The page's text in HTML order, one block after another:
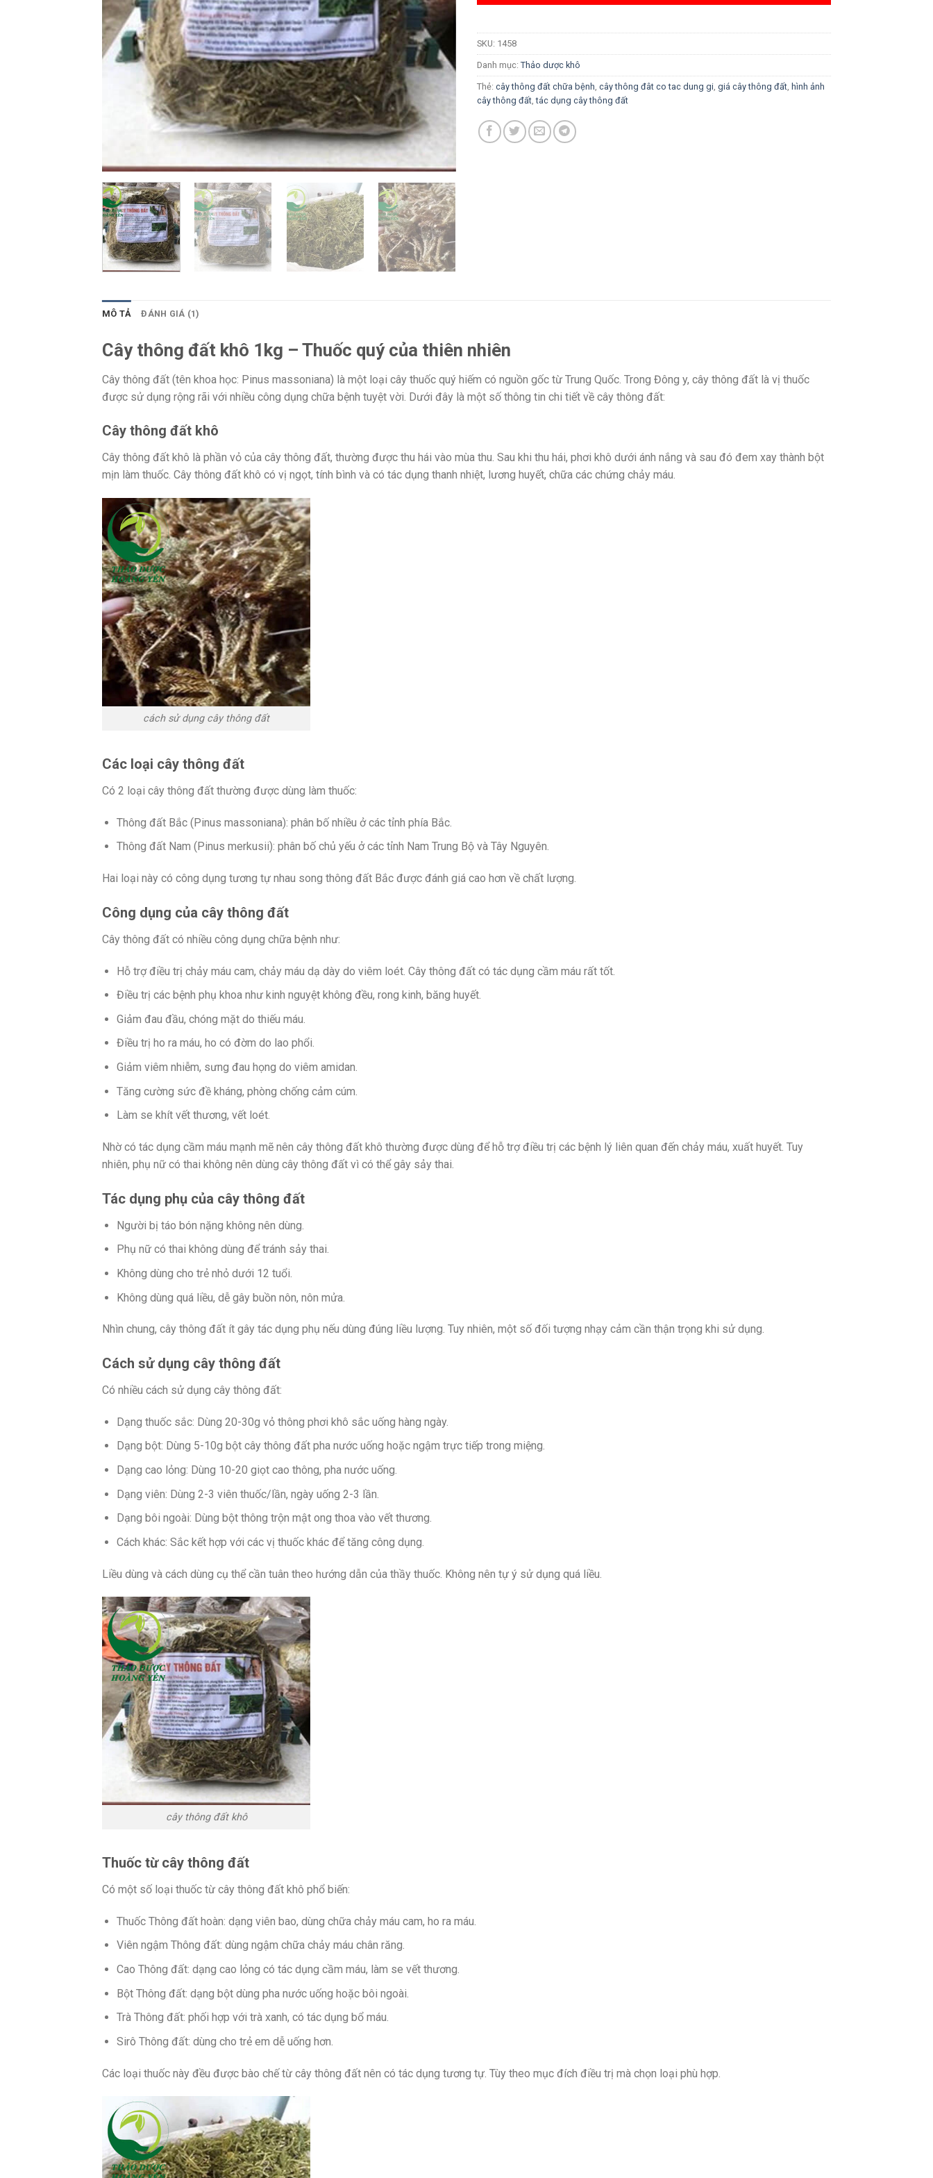
SKU: 1458
Danh mục: Thảo dược khô
Thẻ: cây thông đất chữa bệnh, cây thông đât co tac dung gi, giá cây thông đất, hình ảnh
cây thông đất,tác dụng cây thông đất
MÔ TẢ ĐÁNH GIÁ (1)
Cây thông đất khô 1kg – Thuốc quý của thiên nhiên
Cây thông đất (tên khoa học: Pinus massoniana) là một loại cây thuốc quý hiếm có nguồn gốc từ Trung Quốc. Trong Đông y, cây thông đất là vị thuốc
được sử dụng rộng rãi với nhiều công dụng chữa bệnh tuyệt vời. Dưới đây là một số thông tin chi tiết về cây thông đất:
Cây thông đất khô
Cây thông đất khô là phần vỏ của cây thông đất, thường được thu hái vào mùa thu. Sau khi thu hái, phơi khô dưới ánh nắng và sau đó đem xay thành bột
mịn làm thuốc. Cây thông đất khô có vị ngọt, tính bình và có tác dụng thanh nhiệt, lương huyết, chữa các chứng chảy máu.
cách sử dụng cây thông đất
Các loại cây thông đất
Có 2 loại cây thông đất thường được dùng làm thuốc:
Thông đất Bắc (Pinus massoniana): phân bố nhiều ở các tỉnh phía Bắc.
Thông đất Nam (Pinus merkusii): phân bố chủ yếu ở các tỉnh Nam Trung Bộ và Tây Nguyên.
Hai loại này có công dụng tương tự nhau song thông đất Bắc được đánh giá cao hơn về chất lượng.
Công dụng của cây thông đất
Cây thông đất có nhiều công dụng chữa bệnh như:
Hỗ trợ điều trị chảy máu cam, chảy máu dạ dày do viêm loét. Cây thông đất có tác dụng cầm máu rất tốt.
Điều trị các bệnh phụ khoa như kinh nguyệt không đều, rong kinh, băng huyết.
Giảm đau đầu, chóng mặt do thiếu máu.
Điều trị ho ra máu, ho có đờm do lao phổi.
Giảm viêm nhiễm, sưng đau họng do viêm amidan.
Tăng cường sức đề kháng, phòng chống cảm cúm.
Làm se khít vết thương, vết loét.
Nhờ có tác dụng cầm máu mạnh mẽ nên cây thông đất khô thường được dùng để hỗ trợ điều trị các bệnh lý liên quan đến chảy máu, xuất huyết. Tuy
nhiên, phụ nữ có thai không nên dùng cây thông đất vì có thể gây sảy thai.
Tác dụng phụ của cây thông đất
Người bị táo bón nặng không nên dùng.
Phụ nữ có thai không dùng để tránh sảy thai.
Không dùng cho trẻ nhỏ dưới 12 tuổi.
Không dùng quá liều, dễ gây buồn nôn, nôn mửa.
Nhìn chung, cây thông đất ít gây tác dụng phụ nếu dùng đúng liều lượng. Tuy nhiên, một số đối tượng nhạy cảm cần thận trọng khi sử dụng.
Cách sử dụng cây thông đất
Có nhiều cách sử dụng cây thông đất:
Dạng thuốc sắc: Dùng 20-30g vỏ thông phơi khô sắc uống hàng ngày.
Dạng bột: Dùng 5-10g bột cây thông đất pha nước uống hoặc ngậm trực tiếp trong miệng.
Dạng cao lỏng: Dùng 10-20 giọt cao thông, pha nước uống.
Dạng viên: Dùng 2-3 viên thuốc/lần, ngày uống 2-3 lần.
Dạng bôi ngoài: Dùng bột thông trộn mật ong thoa vào vết thương.
Cách khác: Sắc kết hợp với các vị thuốc khác để tăng công dụng.
Liều dùng và cách dùng cụ thể cần tuân theo hướng dẫn của thầy thuốc. Không nên tự ý sử dụng quá liều.
cây thông đất khô
Thuốc từ cây thông đất
Có một số loại thuốc từ cây thông đất khô phổ biến:
Thuốc Thông đất hoàn: dạng viên bao, dùng chữa chảy máu cam, ho ra máu.
Viên ngậm Thông đất: dùng ngậm chữa chảy máu chân răng.
Cao Thông đất: dạng cao lỏng có tác dụng cầm máu, làm se vết thương.
Bột Thông đất: dạng bột dùng pha nước uống hoặc bôi ngoài.
Trà Thông đất: phối hợp với trà xanh, có tác dụng bổ máu.
Sirô Thông đất: dùng cho trẻ em dễ uống hơn.
Các loại thuốc này đều được bào chế từ cây thông đất nên có tác dụng tương tự. Tùy theo mục đích điều trị mà chọn loại phù hợp.